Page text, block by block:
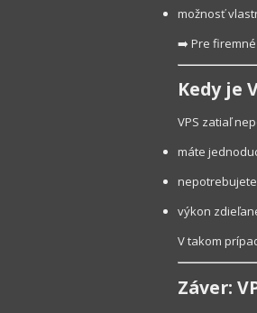
možnosť
➡️ Pre
Kedy je
VPS zatiaľ
máte
výkon
V takom
Záver: